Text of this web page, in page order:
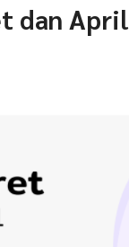
dan April